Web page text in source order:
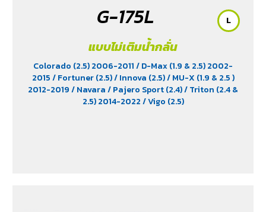
G-175L
แบบไม่เติมน้ำกลั่น
Colorado (2.5) 2006-2011/ D-Max (1.9 & 2.5) 2002-
2015/ Fortuner (2.5)/ Innova (2.5)/ MU-X (1.9 & 2.5 )
2012-2019/ Navara/ Pajero Sport (2.4)/ Triton (2.4 &
2.5) 2014-2022/ Vigo (2.5)
L